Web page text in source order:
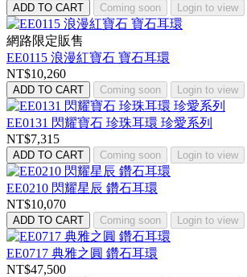
ADD TO CART Coming soon Login to view
網路限定販售
EE0115 浪漫紅寶石 寶石耳環
NT$10,260
ADD TO CART Coming soon Login to view
EE0131 閃耀寶石 珍珠耳環 珍愛系列
NT$7,315
ADD TO CART Coming soon Login to view
EE0210 閃耀星辰 鑽石耳環
NT$10,070
ADD TO CART Coming soon Login to view
EE0717 典雅之圓 鑽石耳環
NT$47,500